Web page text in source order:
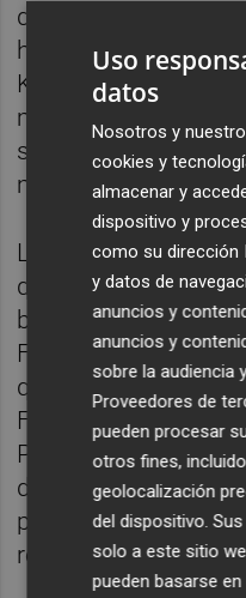
desplegó mucho en
hizo, llevó peligro
Kapralik dio un
mala entrega de
se plantase solo y
media hora.
La desventaja
que hasta el
busca de un
Fermín López probó
que se topó con una
Francés también
Pérez rozó el 1-1 en
disparo, tras tocar
palo, sin que
rechace.
Uso
datos
Nosotros y
cookies y
almacenar y
dispositivo y
como su dirección
y datos de
anuncios y
anuncios y
sobre la audiencia
Proveedores de
pueden procesar
otros fines,
geolocalización
del dispositivo.
solo a este sitio
pueden basarse